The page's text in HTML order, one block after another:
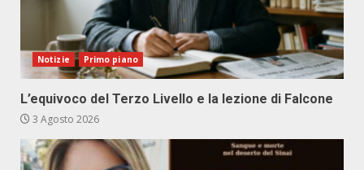
Notizie Primo piano
L’equivoco del Terzo Livello e la lezione di Falcone
3 Agosto 2026